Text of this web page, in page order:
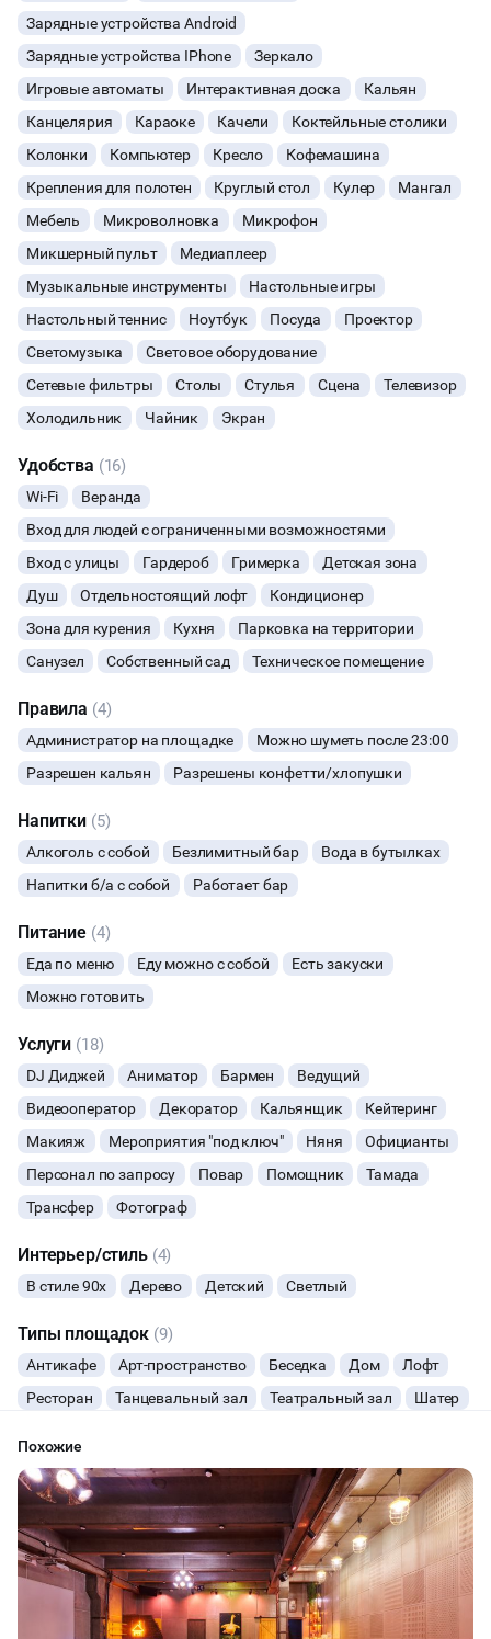
Зарядные устройства Android
Зарядные устройства IPhone
Зеркало
Игровые автоматы
Интерактивная доска
Кальян
Канцелярия
Караоке Качели
Коктейльные столики
Колонки
Компьютер Кресло
Кофемашина
Крепления для полотен
Круглый стол Кулер
Мангал
Мебель
Микроволновка
Микрофон
Микшерный пульт
Медиаплеер
Музыкальные инструменты
Настольные игры
Настольный теннис
Ноутбук Посуда
Проектор
Светомузыка
Световое оборудование
Сетевые фильтры
Столы Стулья Сцена
Телевизор
Холодильник
Чайник Экран
Удобства (16)
Wi-Fi
Веранда
Вход для людей с ограниченными возможностями
Вход с улицы
Гардероб Гримерка
Детская зона
Душ
Отдельностоящий лофт
Кондиционер
Зона для курения
Кухня
Парковка на территории
Санузел
Собственный сад Техническое помещение
Правила (4)
Администратор на площадке
Можно шуметь после 23:00
Разрешен кальян
Разрешены конфетти/хлопушки
Напитки (5)
Алкоголь с собой Безлимитный бар
Вода в бутылках
Напитки б/а с собой
Работает бар
Питание (4)
Еда по меню Еду можно с собой
Есть закуски
Можно готовить
Услуги (18)
DJ Диджей Аниматор Бармен
Ведущий
Видеооператор
Декоратор Кальянщик
Кейтеринг
Макияж
Мероприятия "под ключ" Няня
Официанты
Персонал по запросу
Повар Помощник
Тамада
Трансфер
Фотограф
Интерьер/стиль (4)
В стиле 90х Дерево Детский Светлый
Типы площадок (9)
Антикафе Арт-пространство Беседка Дом
Лофт
Ресторан
Танцевальный зал Театральный зал Шатер
КОРПОРАТИВЫ
ДЕЛОВЫЕ МЕРОПРИЯТИЯ
ФОТОСЕССИИ
БАНКЕТЫ
ЮБИЛЕЙ
ЙОГА И РАСТЯЖКА
ФИТНЕС
ВЫПУСКНЫЕ
МАЛЬЧИШНИК
ДИСКОТЕКА
СВИДАНИЯ
НОВЫЙ ГОД
СЕМИНАРЫ
ВЫСТАВКИ
КИНОПРОСМОТР
РЕПЕТИЦИИ
КУЛИНАРНЫЙ МАСТЕР-КЛАСС
ФУРШЕТЫ
ДЕГУСТАЦИИ
ЧАЕПИТИЕ
ТИМБИЛДИНГ
Вы можете отменить заявку в любой момент, это бесплатно
или поменять параметры с нашим менеджером после того, как
оставите заявку
🔥 5 человек интересовались этой площадкой сегодня
Похожие